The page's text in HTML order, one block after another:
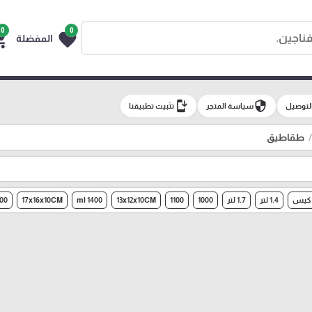
0
favorite المفضلة
0
securityسياسة المتجر install_mobileتثبيت تطبيقنا
طقاطيق
1.4 لتر 1.7 لتر 1000
1100
13x12x10CM
1400 ml
17x16x10CM